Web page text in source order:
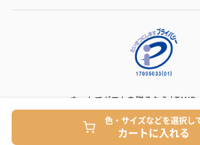
色・サイズなどを選択し
カートに入れる
ネットでギフトを贈るなら | TANP
Copyright© TANP Inc.